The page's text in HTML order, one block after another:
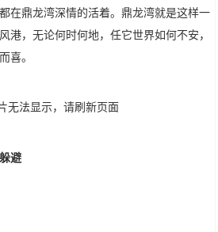
在鼎龙湾深情的活着。鼎龙湾就是这样一
港，无论何时何地，任它世界如何不安，
喜。
避